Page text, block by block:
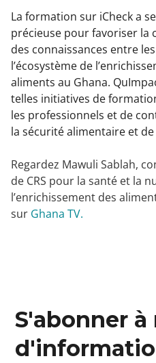
La formation sur iCheck a
précieuse pour favoriser la
des connaissances entre
l’écosystème de
aliments au Ghana.
telles initiatives de
les professionnels et de
la sécurité alimentaire et
Regardez Mawuli Sablah,
de CRS pour la santé et la
l’enrichissement des
sur Ghana TV.
S'abonner